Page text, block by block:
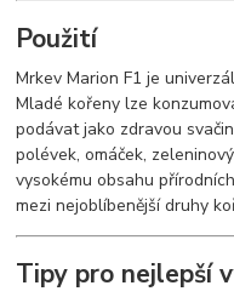
Použití
Mrkev Marion F1 je
Mladé kořeny lze
podávat jako zdravou
polévek, omáček,
vysokému obsahu
mezi nejoblíbenější druhy
Tipy pro nejlepší